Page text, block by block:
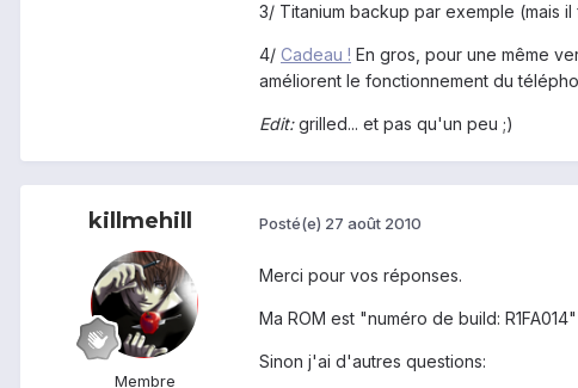
3/ Titanium backup par exemple (mais
4/ Cadeau ! En gros, pour une même
améliorent le fonctionnement du
Edit:grilled... et pas qu'un peu ;)
killmehill
Membre
Posté(e) 27 août 2010
Merci pour vos réponses.
Ma ROM est "numéro de build:
Sinon j'ai d'autres questions: